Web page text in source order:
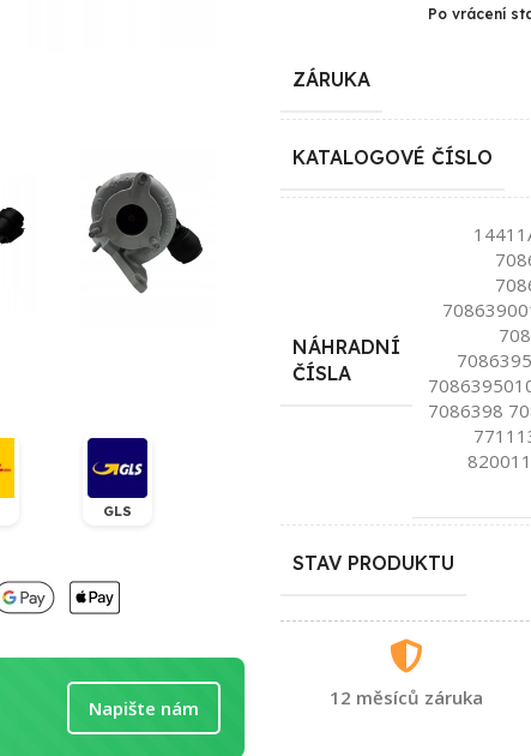
GLS
Napište nám
Po vrácení
ZÁRUKA
KATALOGOVÉ ČÍSLO
NÁHRADNÍ
ČÍSLA
7086398
STAV PRODUKTU
12 měsíců záruka